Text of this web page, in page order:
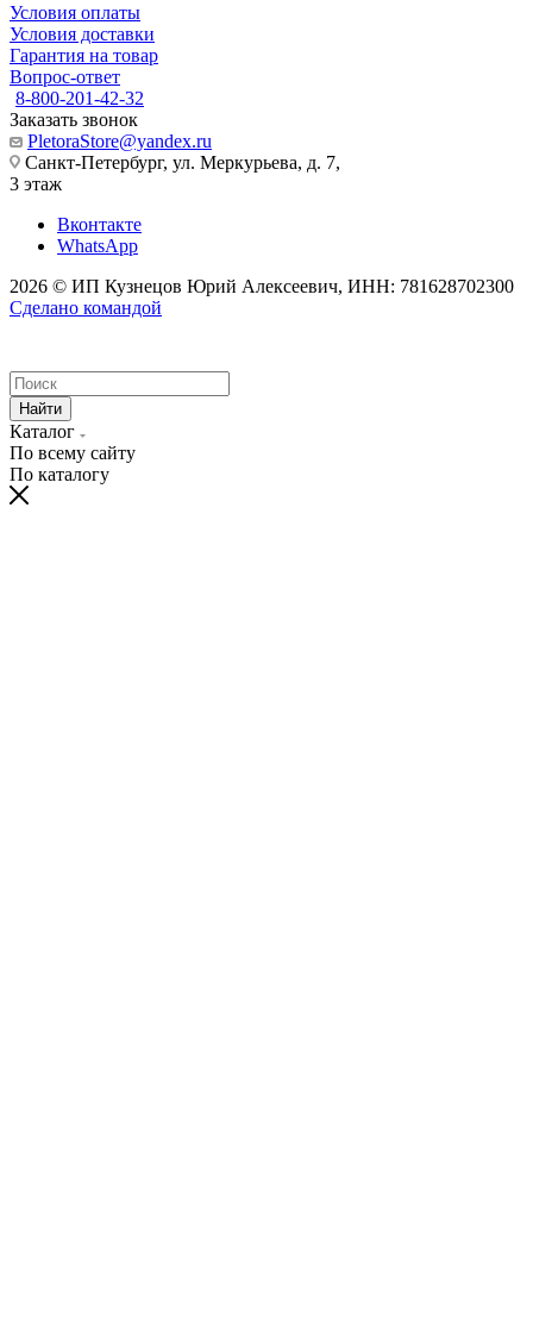
Условия оплаты
Условия доставки
Гарантия на товар
Вопрос-ответ
8-800-201-42-32
Заказать звонок
PletoraStore@yandex.ru
Санкт-Петербург, ул. Меркурьева, д. 7,
3 этаж
Вконтакте
WhatsApp
2026 © ИП Кузнецов Юрий Алексеевич, ИНН: 781628702300
Сделано командой
Найти
Каталог
По всему сайту
По каталогу